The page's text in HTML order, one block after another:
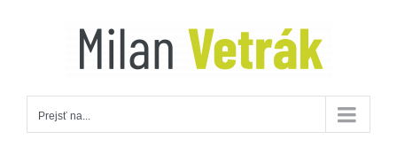
Prejsť na...